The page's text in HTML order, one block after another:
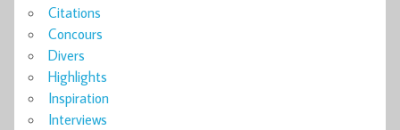
Citations
Concours
Divers
Highlights
Inspiration
Interviews